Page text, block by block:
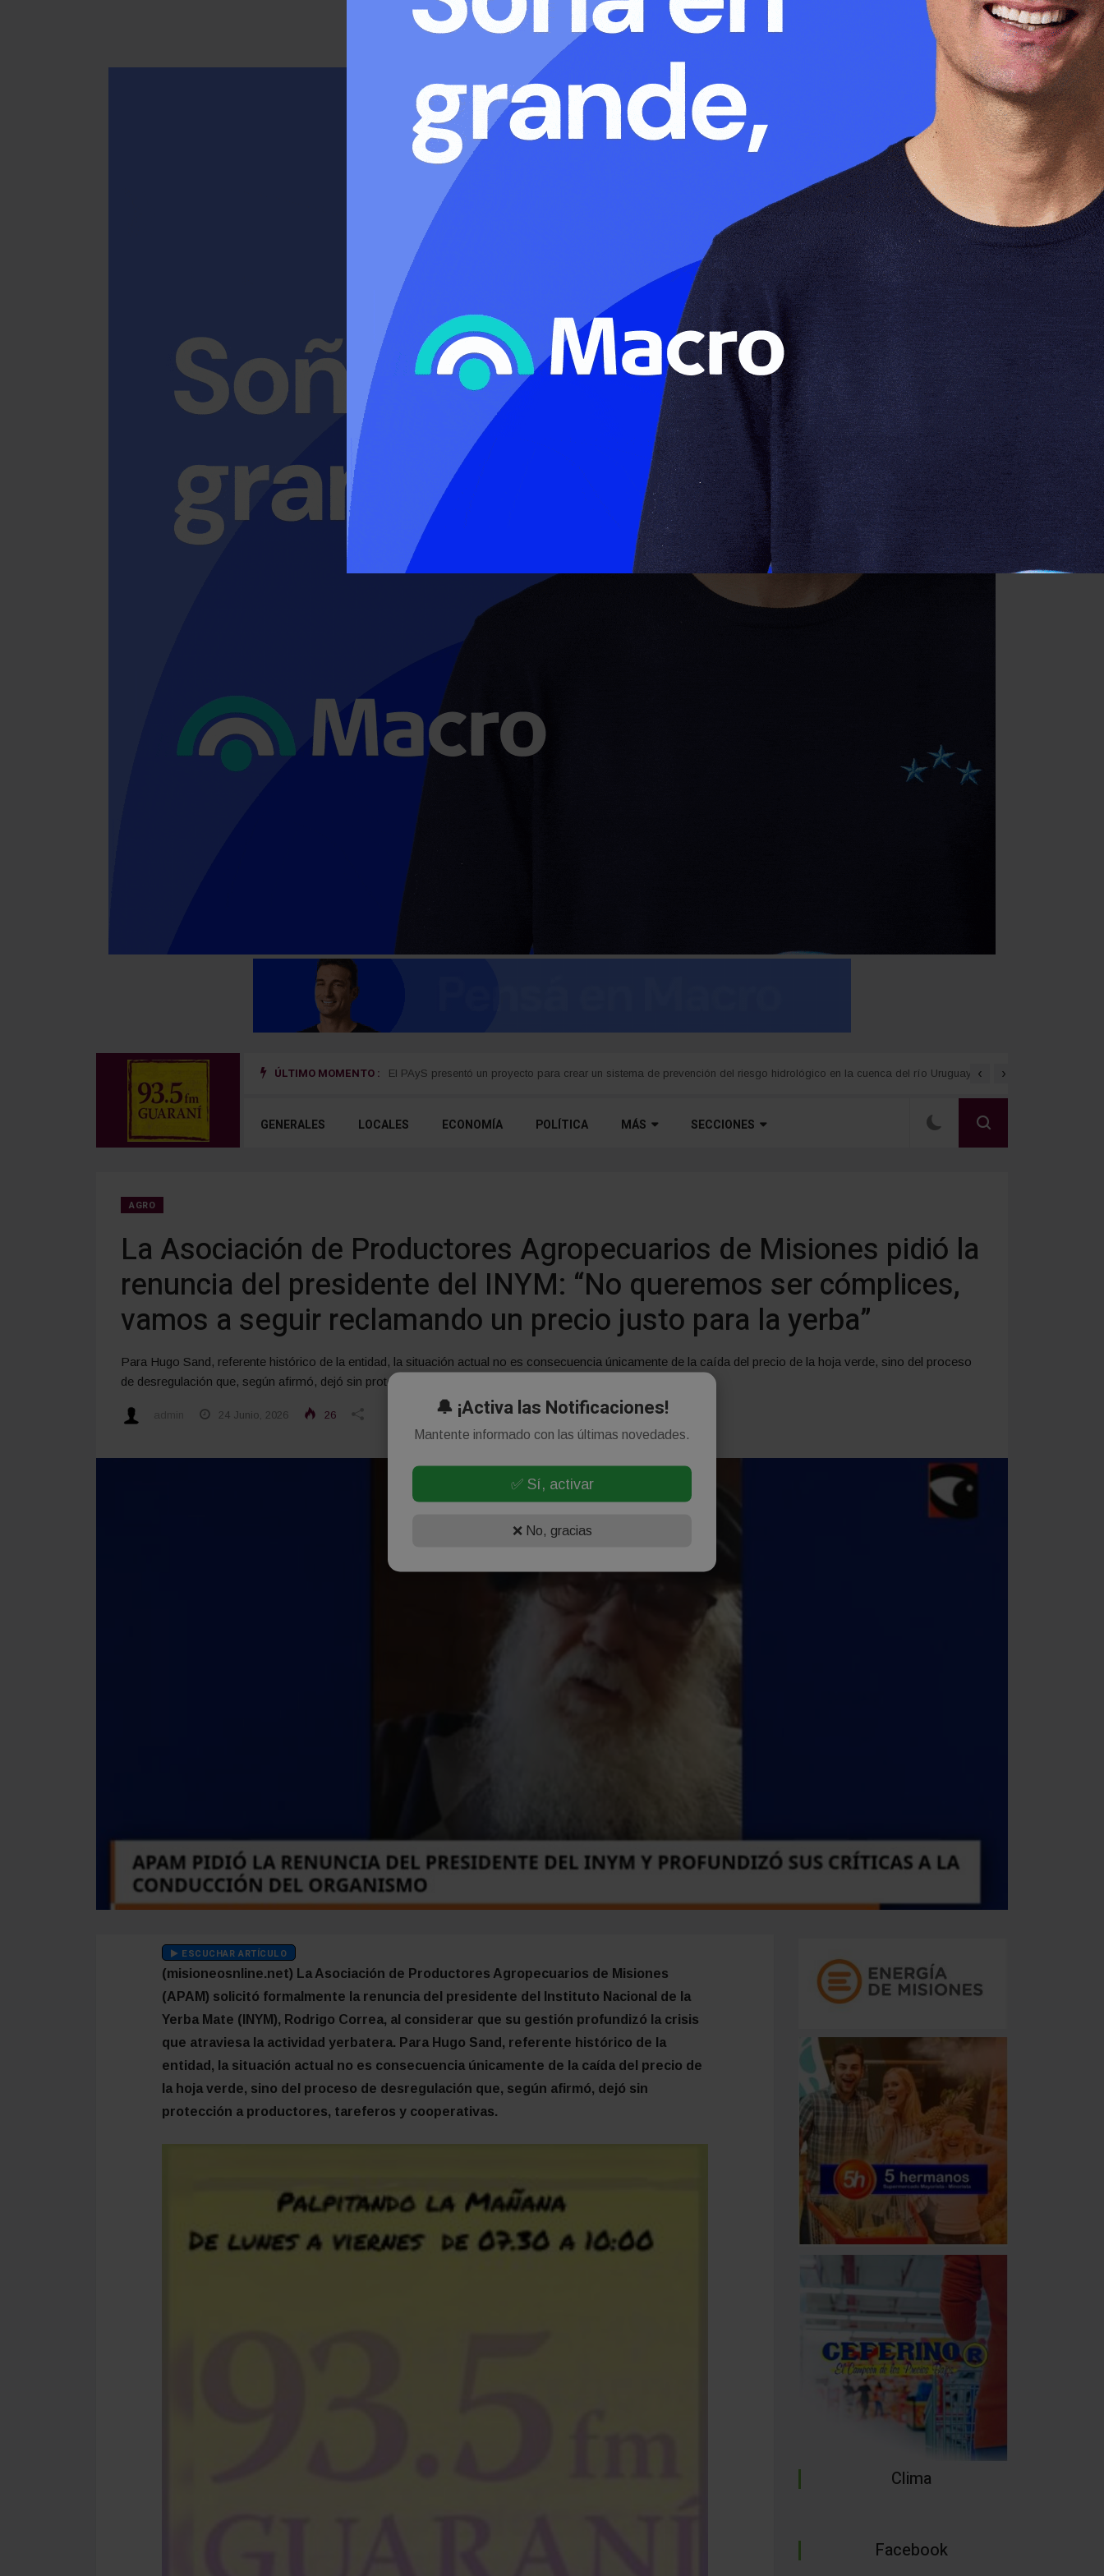
ÚLTIMO MOMENTO :
nacional en San Cayetano: “El trabajo no puede ser una mercancía” El PAyS presentó un proyecto para crear un sistema de prevención del riesgo hidrológico en la cuenca del río Uruguay Detectan cocaína oculta
‹ ›
GENERALES LOCALES ECONOMÍA POLÍTICA MÁS SECCIONES
AGRO
La Asociación de Productores Agropecuarios de Misiones pidió la
renuncia del presidente del INYM: “No queremos ser cómplices,
vamos a seguir reclamando un precio justo para la yerba”
Para Hugo Sand, referente histórico de la entidad, la situación actual no es consecuencia únicamente de la caída del precio de la hoja verde, sino del proceso
de desregulación que, según afirmó, dejó sin protección a productores, tareferos y cooperativas.
24 Junio, 2026 26
ESCUCHAR ARTÍCULO
(misioneosnline.net) La Asociación de Productores Agropecuarios de Misiones
(APAM) solicitó formalmente la renuncia del presidente del Instituto Nacional de la
Yerba Mate (INYM), Rodrigo Correa, al considerar que su gestión profundizó la crisis
que atraviesa la actividad yerbatera. Para Hugo Sand, referente histórico de la
entidad, la situación actual no es consecuencia únicamente de la caída del precio de
la hoja verde, sino del proceso de desregulación que, según afirmó, dejó sin
protección a productores, tareferos y cooperativas.
Clima
Facebook
🔔 ¡Activa las Notificaciones!
Mantente informado con las últimas novedades.
✅ Sí, activar
❌ No, gracias